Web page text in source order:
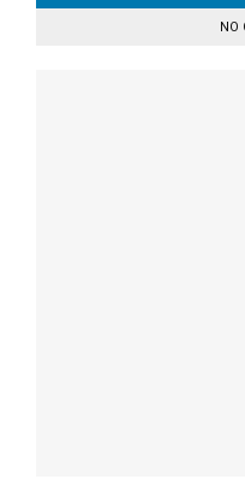
NO